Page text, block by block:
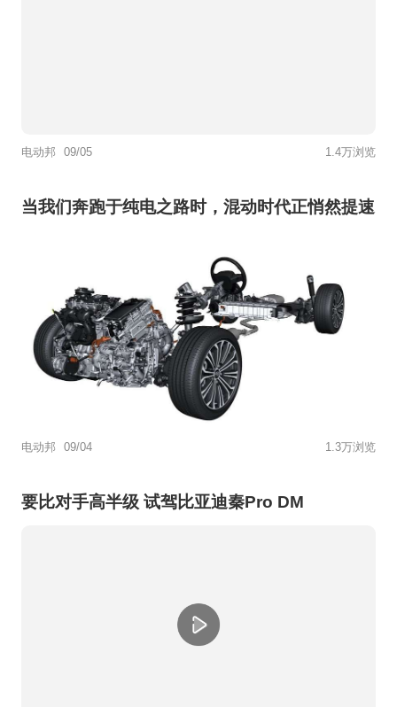
电动邦 09/05 1.4万浏览
当我们奔跑于纯电之路时，混动时代正悄然提速
电动邦 09/04 1.3万浏览
要比对手高半级 试驾比亚迪秦Pro DM